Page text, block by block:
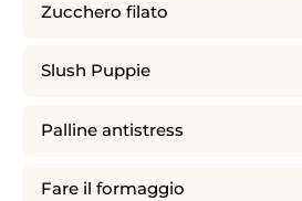
Zucchero filato
Slush Puppie
Palline antistress
Fare il formaggio